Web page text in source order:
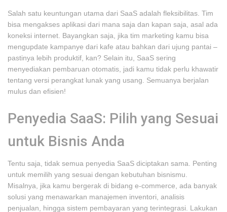
Salah satu keuntungan utama dari SaaS adalah fleksibilitas. Tim
bisa mengakses aplikasi dari mana saja dan kapan saja, asal ada
koneksi internet. Bayangkan saja, jika tim marketing kamu bisa
mengupdate kampanye dari kafe atau bahkan dari ujung pantai –
pastinya lebih produktif, kan? Selain itu, SaaS sering
menyediakan pembaruan otomatis, jadi kamu tidak perlu khawatir
tentang versi perangkat lunak yang usang. Semuanya berjalan
mulus dan efisien!
Penyedia SaaS: Pilih yang Sesuai
untuk Bisnis Anda
Tentu saja, tidak semua penyedia SaaS diciptakan sama. Penting
untuk memilih yang sesuai dengan kebutuhan bisnismu.
Misalnya, jika kamu bergerak di bidang e-commerce, ada banyak
solusi yang menawarkan manajemen inventori, analisis
penjualan, hingga sistem pembayaran yang terintegrasi. Lakukan